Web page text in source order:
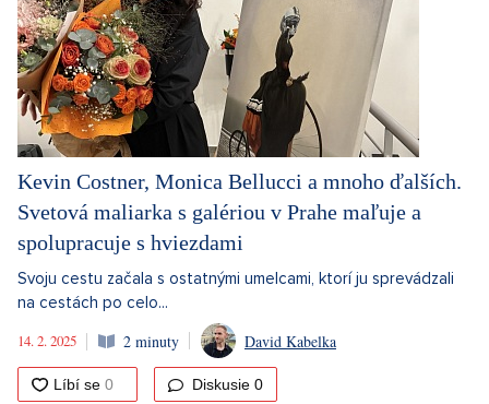
Kevin Costner, Monica Bellucci a mnoho ďalších.
Svetová maliarka s galériou v Prahe maľuje a
spolupracuje s hviezdami
Svoju cestu začala s ostatnými umelcami, ktorí ju sprevádzali
na cestách po celo...
14. 2. 2025
2 minuty David Kabelka
Diskusie 0